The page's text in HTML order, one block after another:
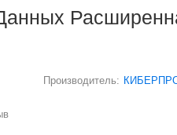
Производитель: